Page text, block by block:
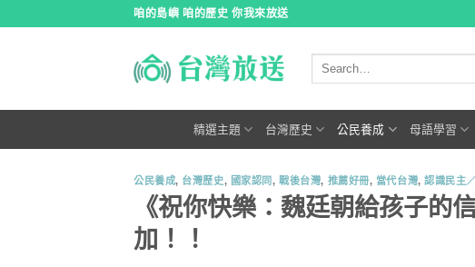
咱的島嶼 咱的歷史 你我來放送
精選主題 台灣歷史 公民養成 母語學習
公民養成, 台灣歷史, 國家認同,戰後台灣, 推薦好冊, 當代台灣,認識民主
《祝你快樂：魏廷朝給孩子的
加！！